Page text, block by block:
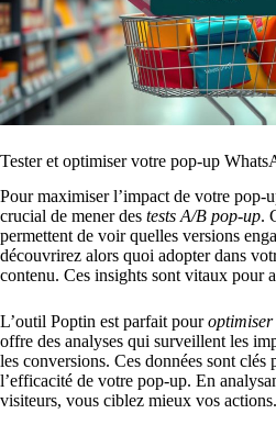
Tester et optimiser votre pop-up
Pour maximiser l’impact de votre pop-
crucial de mener des tests A/B pop-up.
permettent de voir quelles versions
découvrirez alors quoi adopter dans
contenu. Ces insights sont vitaux pour
L’outil Poptin est parfait pour
offre des analyses qui surveillent les
les conversions. Ces données sont clés
l’efficacité de votre pop-up. En
visiteurs, vous ciblez mieux vos actions.